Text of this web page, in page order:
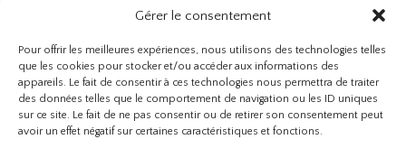
Gérer le consentement
Pour offrir les meilleures expériences, nous utilisons des technologies telles
que les cookies pour stocker et/ou accéder aux informations des
appareils. Le fait de consentir à ces technologies nous permettra de traiter
des données telles que le comportement de navigation ou les ID uniques
sur ce site. Le fait de ne pas consentir ou de retirer son consentement peut
avoir un effet négatif sur certaines caractéristiques et fonctions.
J'ai toujours eu envie de tester Fleurance Nature mais je suis
vis du coup je crois ne pas pouvoir tester cette duxième BB crème
que tu nous présente… C'est dommage car je trouve le résultat
vraiment magnifique sur ta peau. ^^
En fait je crois que tu vas me faire craquer pour la toute première